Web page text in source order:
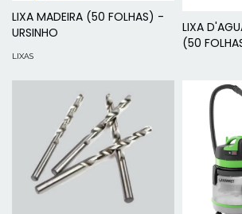
LIXA MADEIRA (50 FOLHAS) -
URSINHO
LIXAS
LIXA
(50